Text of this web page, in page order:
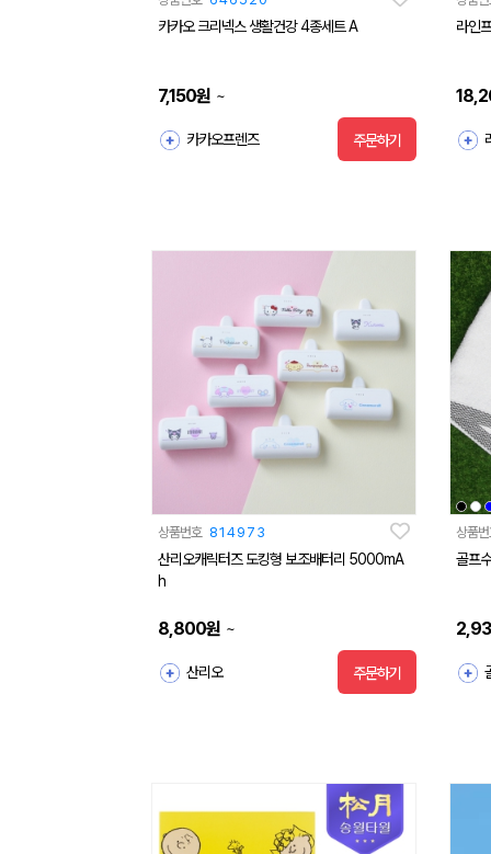
카카오 크리넥스 생활건강 4종세트 A
7,150원 ~
카카오프렌즈 주문하기
라인
상품번호 814973
산리오캐릭터즈 도킹형 보조배터리 5000mA
h
8,800원 ~
산리오 주문하기
상품
골프